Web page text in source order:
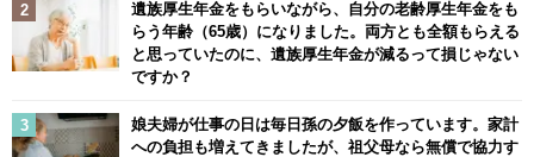
遺族厚生年金をもらいながら、自分の老齢厚生年金をも
らう年齢（65歳）になりました。両方とも全額もらえる
と思っていたのに、遺族厚生年金が減るって損じゃない
ですか？
娘夫婦が仕事の日は毎日孫の夕飯を作っています。家計
への負担も増えてきましたが、祖父母なら無償で協力す